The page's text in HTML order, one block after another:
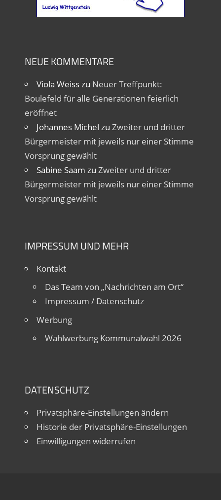
NEUE KOMMENTARE
Viola Weisszu Neuer Treffpunkt:
Boulefeld für alle Generationen feierlich
eröffnet
Johannes Michel zu Zweiter und dritter
Bürgermeister mit jeweils nur einer Stimme
Vorsprung gewählt
Sabine Saam zu Zweiter und dritter
Bürgermeister mit jeweils nur einer Stimme
Vorsprung gewählt
IMPRESSUM UND MEHR
Kontakt
Das Team von „Nachrichten am Ort“
Impressum / Datenschutz
Werbung
Wahlwerbung Kommunalwahl 2026
DATENSCHUTZ
Privatsphäre-Einstellungen ändern
Historie der Privatsphäre-Einstellungen
Einwilligungen widerrufen